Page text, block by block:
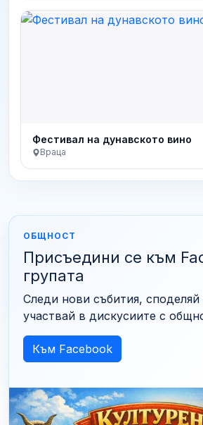
Фестивал на дунавското вино
Враца
ОБЩНОСТ
Присъедини се към
групата
Следи нови събития,
участвай в дискусиите с
Към Facebook